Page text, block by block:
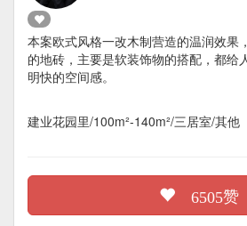
本案欧式风格一改木制营造的温润效果
的地砖，主要是软装饰物的搭配，都给
明快的空间感。
建业花园里/100m²-140m²/三居室/其他
6505赞